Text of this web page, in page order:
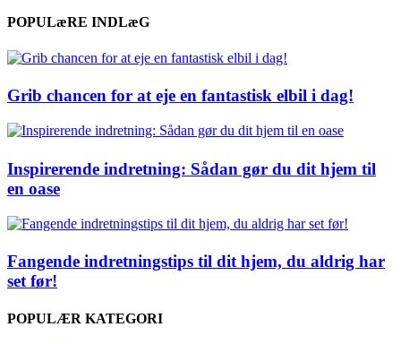
POPULæRE INDLæG
Grib chancen for at eje en fantastisk elbil i dag!
Inspirerende indretning: Sådan gør du dit hjem til
en oase
Fangende indretningstips til dit hjem, du aldrig har
set før!
POPULÆR KATEGORI